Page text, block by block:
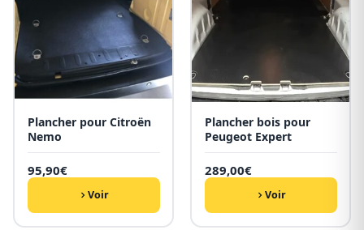
Plancher pour Citroën
Nemo
95,90€
Voir
Plancher bois pour
Peugeot Expert
289,00€
Voir